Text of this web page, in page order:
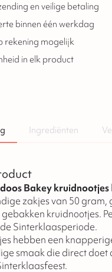
en veilige betaling
binnen één werkdag
rekening mogelijk
in elk product
Ingrediënten
Bakey kruidnootjes
zakjes van 50 gram,
kruidnootjes.
Sinterklaasperiode.
hebben een
smaak die direct doet